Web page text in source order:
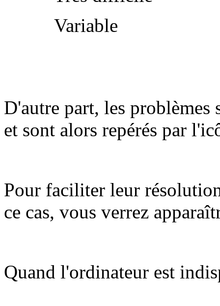
Variable
D'autre part, les problèmes
et sont alors repérés par
Pour faciliter leur
ce cas, vous verrez
Quand l'ordinateur est